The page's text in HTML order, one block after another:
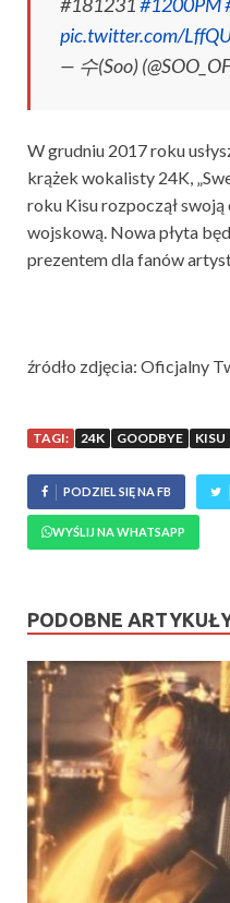
pic.twitter.com/
— 수(Soo)
W grudniu 2017 roku
krążek wokalisty 24K,
roku Kisu rozpoczął
wojskową. Nowa płyta
prezentem dla fanów
źródło zdjęcia: Oficjalny
TAGI: 24K GOODBYE KISU
PODZIEL SIĘ NA FB
WYŚLIJ NA WHATSAPP
PODOBNE